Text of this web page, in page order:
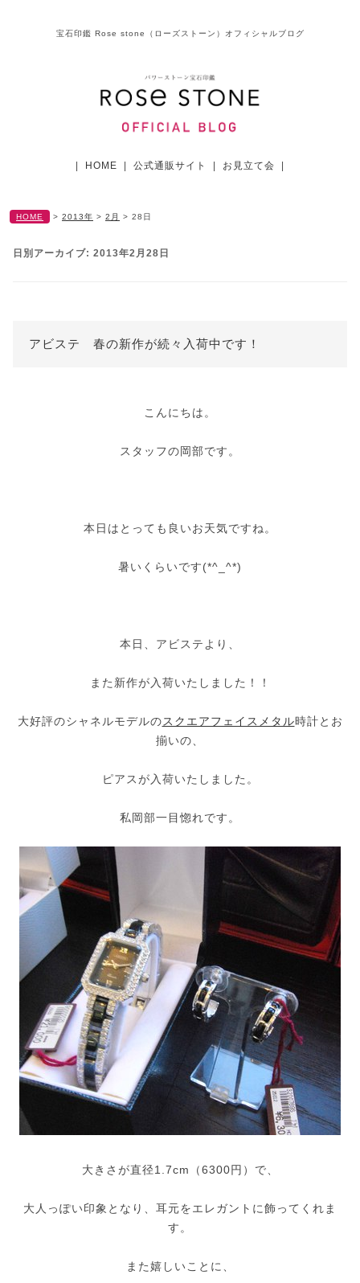
宝石印鑑 Rose stone（ローズストーン）オフィシャルブログ
HOME 公式通販サイト お見立て会
HOME > 2013年 > 2月 > 28日
日別アーカイブ: 2013年2月28日
アビステ 春の新作が続々入荷中です！
こんにちは。
スタッフの岡部です。
本日はとっても良いお天気ですね。
暑いくらいです(*^_^*)
本日、アビステより、
また新作が入荷いたしました！！
大好評のシャネルモデルのスクエアフェイスメタル時計とお
揃いの、
ピアスが入荷いたしました。
私岡部一目惚れです。
大きさが直径1.7cm（6300円）で、
大人っぽい印象となり、耳元をエレガントに飾ってくれま
す。
また嬉しいことに、